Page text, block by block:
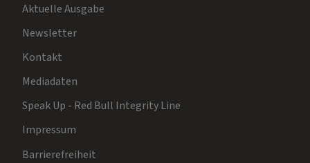
Aktuelle Ausgabe
Newsletter
Kontakt
Mediadaten
Speak Up - Red Bull Integrity Line
Impressum
Barrierefreiheit